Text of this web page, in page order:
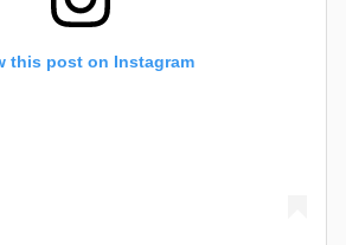
this post on Instagram